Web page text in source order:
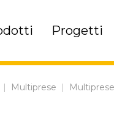
Progetti
Multiprese